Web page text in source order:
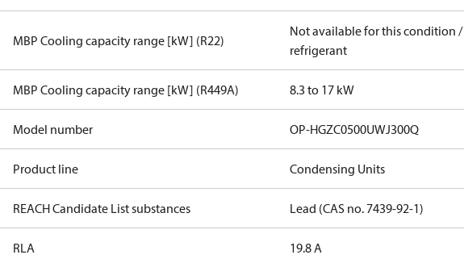
MBP Cooling capacity range [kW] (R22)
Not available for this condition /
refrigerant
MBP Cooling capacity range [kW] (R449A) 8.3 to 17 kW
Model number OP-HGZC0500UWJ300Q
Product line Condensing Units
REACH Candidate List substances Lead (CAS no. 7439-92-1)
RLA 19.8 A